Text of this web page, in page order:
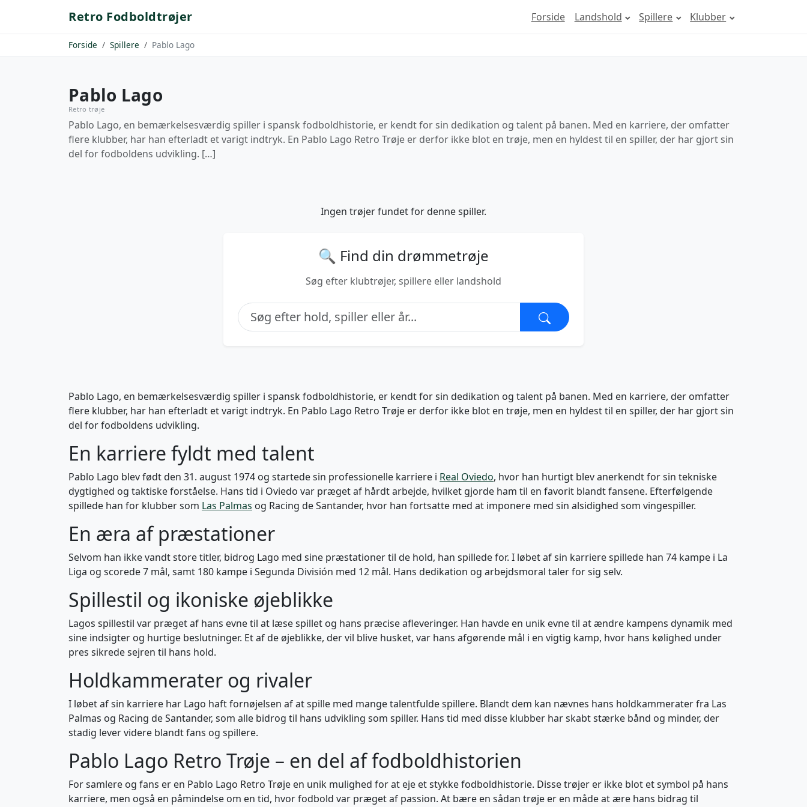
Retro Fodboldtrøjer Forside Landshold Spillere Klubber
Forside Spillere Pablo Lago
Pablo Lago
Retro trøje
Pablo Lago, en bemærkelsesværdig spiller i spansk fodboldhistorie, er kendt for sin dedikation og talent på banen. Med en karriere, der omfatter
flere klubber, har han efterladt et varigt indtryk. En Pablo Lago Retro Trøje er derfor ikke blot en trøje, men en hyldest til en spiller, der har gjort sin
del for fodboldens udvikling. […]
Ingen trøjer fundet for denne spiller.
🔍 Find din drømmetrøje
Søg efter klubtrøjer, spillere eller landshold
Pablo Lago, en bemærkelsesværdig spiller i spansk fodboldhistorie, er kendt for sin dedikation og talent på banen. Med en karriere, der omfatter
flere klubber, har han efterladt et varigt indtryk. En Pablo Lago Retro Trøje er derfor ikke blot en trøje, men en hyldest til en spiller, der har gjort sin
del for fodboldens udvikling.
En karriere fyldt med talent
Pablo Lago blev født den 31. august 1974 og startede sin professionelle karriere i Real Oviedo, hvor han hurtigt blev anerkendt for sin tekniske
dygtighed og taktiske forståelse. Hans tid i Oviedo var præget af hårdt arbejde, hvilket gjorde ham til en favorit blandt fansene. Efterfølgende
spillede han for klubber som Las Palmas og Racing de Santander, hvor han fortsatte med at imponere med sin alsidighed som vingespiller.
En æra af præstationer
Selvom han ikke vandt store titler, bidrog Lago med sine præstationer til de hold, han spillede for. I løbet af sin karriere spillede han 74 kampe i La
Liga og scorede 7 mål, samt 180 kampe i Segunda División med 12 mål. Hans dedikation og arbejdsmoral taler for sig selv.
Spillestil og ikoniske øjeblikke
Lagos spillestil var præget af hans evne til at læse spillet og hans præcise afleveringer. Han havde en unik evne til at ændre kampens dynamik med
sine indsigter og hurtige beslutninger. Et af de øjeblikke, der vil blive husket, var hans afgørende mål i en vigtig kamp, hvor hans kølighed under
pres sikrede sejren til hans hold.
Holdkammerater og rivaler
I løbet af sin karriere har Lago haft fornøjelsen af at spille med mange talentfulde spillere. Blandt dem kan nævnes hans holdkammerater fra Las
Palmas og Racing de Santander, som alle bidrog til hans udvikling som spiller. Hans tid med disse klubber har skabt stærke bånd og minder, der
stadig lever videre blandt fans og spillere.
Pablo Lago Retro Trøje – en del af fodboldhistorien
For samlere og fans er en Pablo Lago Retro Trøje en unik mulighed for at eje et stykke fodboldhistorie. Disse trøjer er ikke blot et symbol på hans
karriere, men også en påmindelse om en tid, hvor fodbold var præget af passion. At bære en sådan trøje er en måde at ære hans bidrag til